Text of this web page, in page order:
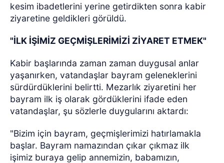
kesim ibadetlerini yerine getirdikten sonra kabir
ziyaretine geldikleri görüldü.
"İLK İŞİMİZ GEÇMİŞLERİMİZİ ZİYARET ETMEK"
Kabir başlarında zaman zaman duygusal anlar
yaşanırken, vatandaşlar bayram geleneklerini
sürdürdüklerini belirtti. Mezarlık ziyaretini her
bayram ilk iş olarak gördüklerini ifade eden
vatandaşlar, şu sözlerle duygularını aktardı:
"Bizim için bayram, geçmişlerimizi hatırlamakla
başlar. Bayram namazından çıkar çıkmaz ilk
işimiz buraya gelip annemizin, babamızın,